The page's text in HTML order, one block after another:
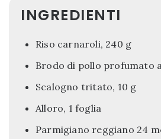
INGREDIENTI
Riso carnaroli, 240 g
Brodo di pollo profumato
Scalogno tritato, 10 g
Alloro, 1 foglia
Parmigiano reggiano 24